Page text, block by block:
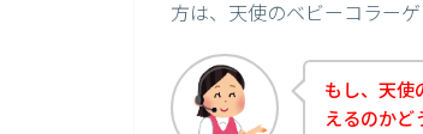
方は、天使のベビーコラー
もし、天使
えるのかど